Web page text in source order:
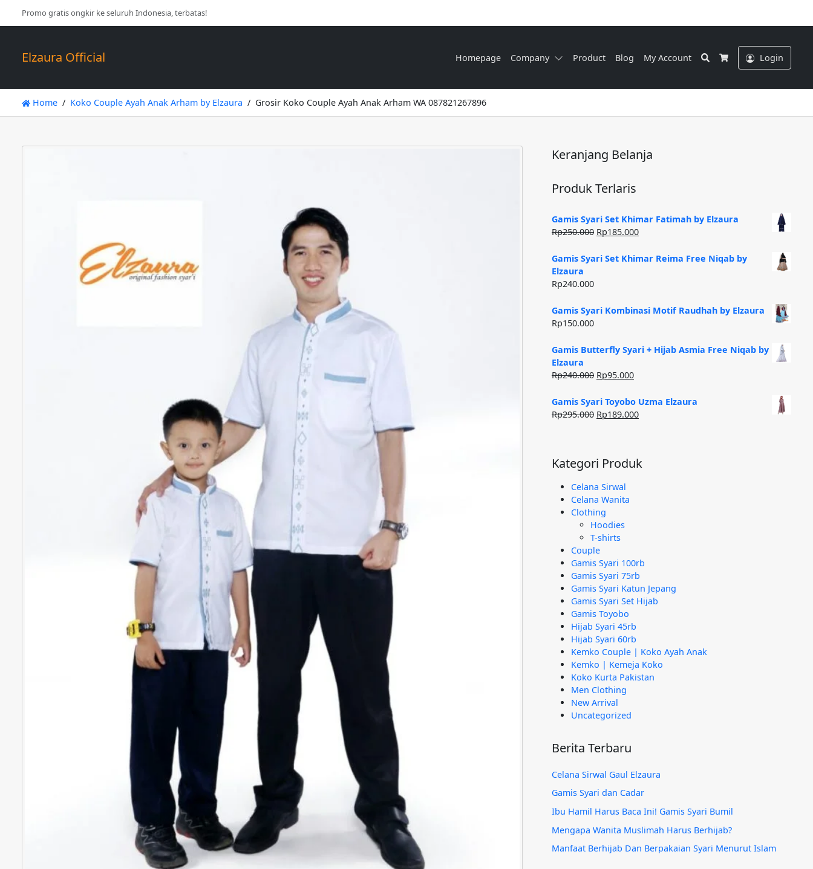
Promo gratis ongkir ke seluruh Indonesia, terbatas!
Elzaura Official Homepage Company Product Blog My Account
Search
Cart
Login
Home Koko Couple Ayah Anak Arham by Elzaura Grosir Koko Couple Ayah Anak Arham WA 087821267896
Keranjang Belanja
Produk Terlaris
Gamis Syari Set Khimar Fatimah by Elzaura
Rp250.000 Harga
adalah:
Rp185.000Harga
ini
Gamis Syari Set Khimar Reima Free Niqab by
Elzaura
Rp240.000
Gamis Syari Kombinasi Motif Raudhah by Elzaura
Rp150.000
Gamis Butterfly Syari + Hijab Asmia Free Niqab by
Elzaura
Rp240.000 Harga
adalah:
Rp240.000.
Rp95.000Harga
ini
adalah:
Gamis Syari Toyobo Uzma Elzaura
Rp295.000 Harga
Rp189.000Harga
Rp189.000.
Kategori Produk
Celana Sirwal
Celana Wanita
Clothing
Hoodies
T-shirts
Couple
Gamis Syari 100rb
Gamis Syari 75rb
Gamis Syari Katun Jepang
Gamis Syari Set Hijab
Gamis Toyobo
Hijab Syari 45rb
Hijab Syari 60rb
Kemko Couple | Koko Ayah Anak
Kemko | Kemeja Koko
Koko Kurta Pakistan
Men Clothing
New Arrival
Uncategorized
Berita Terbaru
Celana Sirwal Gaul Elzaura
Gamis Syari dan Cadar
Ibu Hamil Harus Baca Ini! Gamis Syari Bumil
Mengapa Wanita Muslimah Harus Berhijab?
Manfaat Berhijab Dan Berpakaian Syari Menurut Islam